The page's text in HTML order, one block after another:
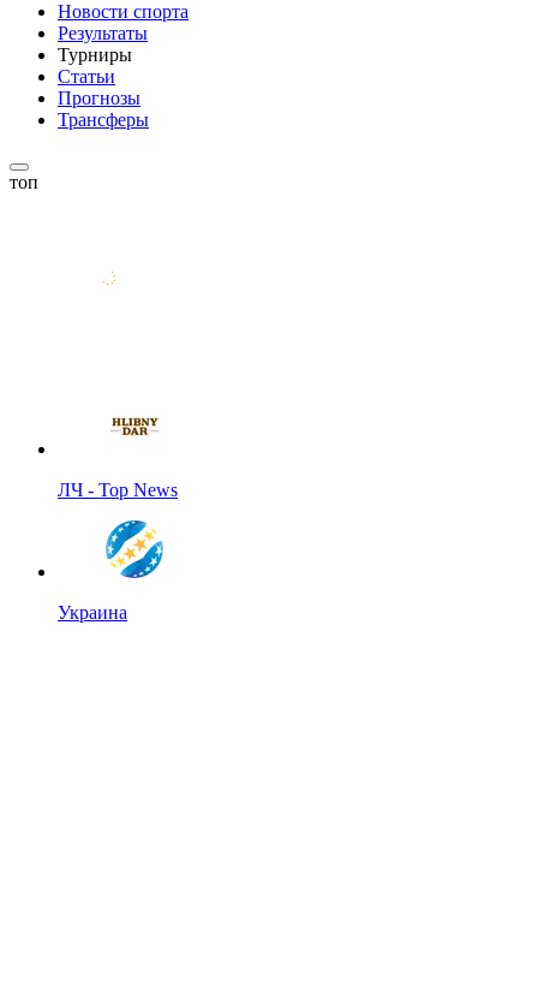
Новости спорта
Результаты
Турниры
Статьи
Прогнозы
Трансферы
топ
ЛЧ - Top News
Украина